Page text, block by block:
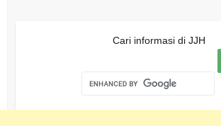
Cari informasi di JJH